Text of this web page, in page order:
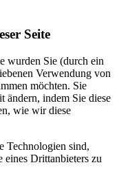
Seite
wurden Sie (durch ein
Verwendung von
möchten. Sie
ändern, indem Sie diese
wie wir diese
Technologien sind,
Drittanbieters zu